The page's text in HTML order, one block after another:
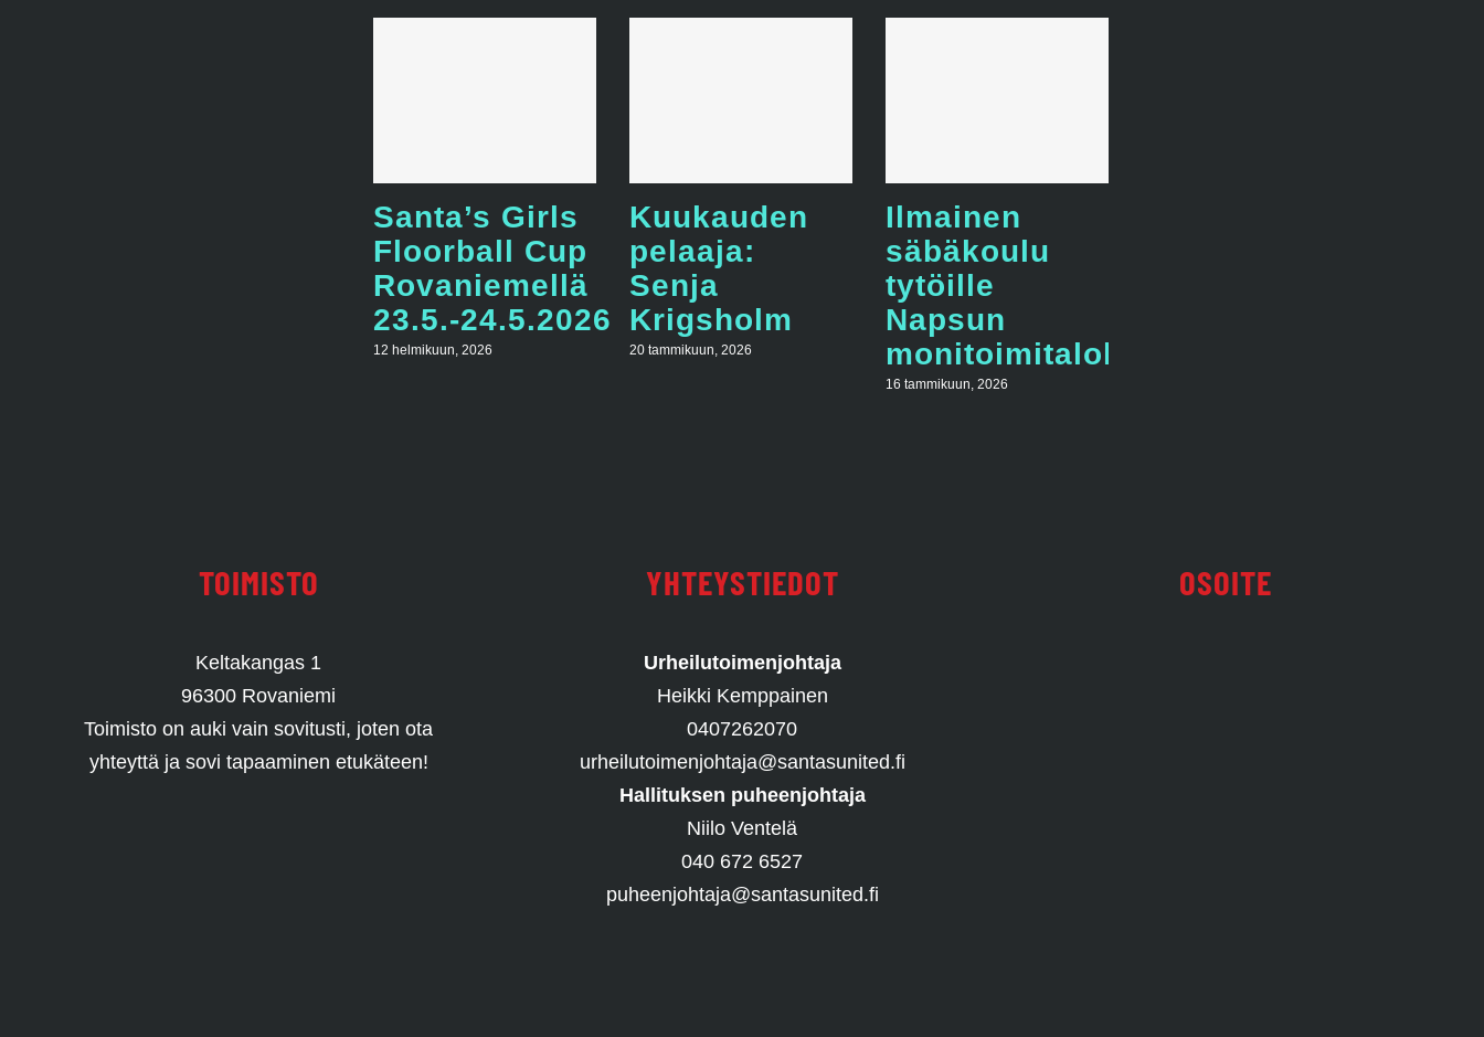
Santa’s Girls
Floorball Cup
Rovaniemellä
23.5.-24.5.2026
12 helmikuun, 2026
Kuukauden
pelaaja:
Senja
Krigsholm
20 tammikuun, 2026
Ilmainen
säbäkoulu
tytöille
Napsun
monitoimitalolla
16 tammikuun, 2026
TOIMISTO
Keltakangas 1
96300 Rovaniemi
Toimisto on auki vain sovitusti, joten ota
yhteyttä ja sovi tapaaminen etukäteen!
YHTEYSTIEDOT
Urheilutoimenjohtaja
Heikki Kemppainen
0407262070
urheilutoimenjohtaja@santasunited.fi
Hallituksen puheenjohtaja
Niilo Ventelä
040 672 6527
puheenjohtaja@santasunited.fi
OSOITE